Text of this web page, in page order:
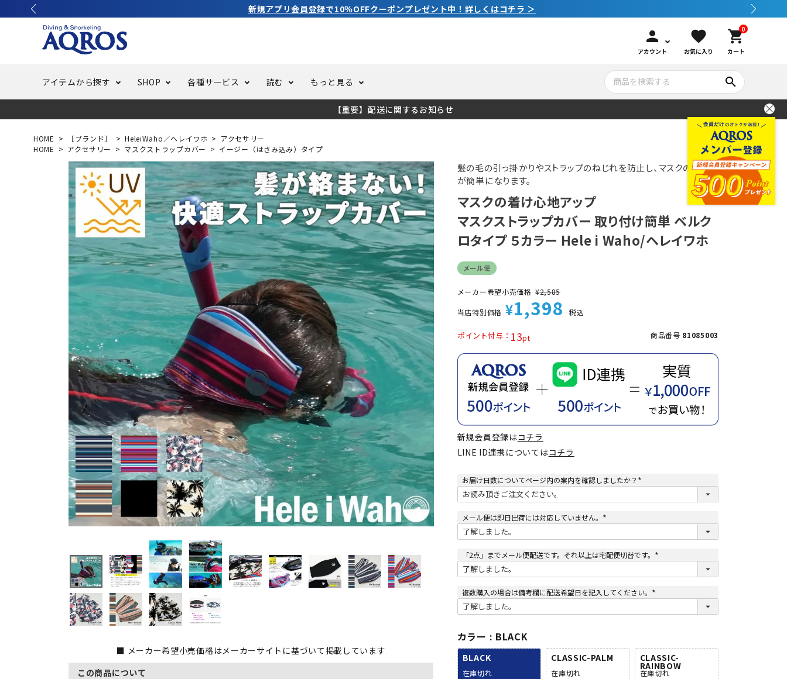
3,980円（税込）以上のご購入で送料無料！
person
アカウント
favorite
お気に入り
0
shopping_cart
カート
アイテムから探す
フリースタイルダイビング スキューバダイビング 水中ライト・ビデオライト 水中カメラ機材
バッグ・ケース ウエイト・ウエイトベルト アクセサリー メンテナンサービス・交換用パーツ
スピア・銛（モリ） スイミング サーフ アウトドア
SALE 店舗限定商品
SHOP 各種サービス 読む
でしか ちょい足しカスタム 今コレ愛用してます！ ブランド紹介
もっと見る
LINE ID連携でお買い物が便利に メルマガ登録 海の遊びをもっと知る コンセプト
求人
search
【重要】配送に関するお知らせ
HOME ［ブランド］ HeleiWaho／ヘレイワホ
アクセサリー
HOME
アクセサリー マスクストラップカバー イージー（はさみ込み）タイプ
■ メーカー希望小売価格はメーカーサイトに基づいて掲載しています
この商品について
髪の毛の引っ掛かりやストラップのねじれを防止し、マスクの着脱
が簡単になります。
マスクの着け心地アップ
マスクストラップカバー 取り付け簡単 ベルク
ロタイプ ５カラー Hele i Waho/ヘレイワホ
メール便
メーカー希望小売価格 ¥2,585
当店特別価格 ¥1,398 税込
13
ポイント付与 商品番号 81085003
新規会員登録はコチラ
LINE ID連携についてはコチラ
お届け日数についてページ内の案内を確認しましたか？
(
須
メール便は即日出荷には対応していません。
(
須
「2点」までメール便配送です。それ以上は宅配便切替です。
(
須
複数購入の場合は備考欄に配送希望日を記入してください。
(
須
カラー BLACK
BLACK
在庫切れ
CLASSIC-PALM
在庫切れ
CLASSIC-
RAINBOW
在庫切れ